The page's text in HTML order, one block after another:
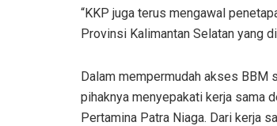
“KKP juga terus mengawal
Provinsi Kalimantan Selatan yang
Dalam mempermudah akses BBM
pihaknya menyepakati kerja sama
Pertamina Patra Niaga. Dari kerja